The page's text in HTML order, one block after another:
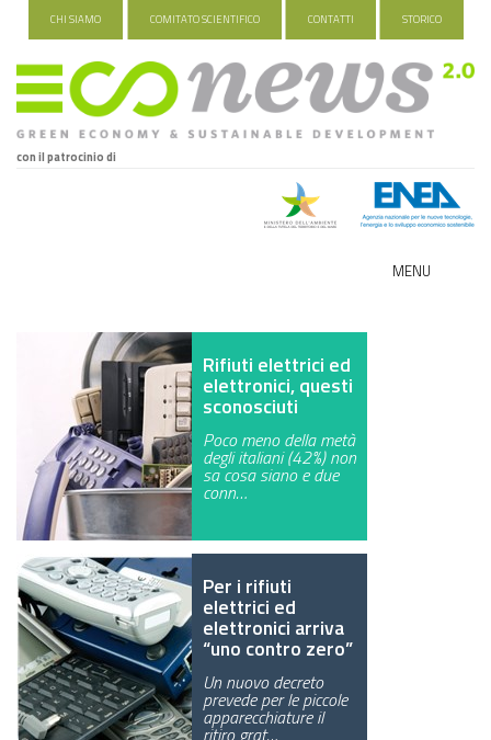
CHI SIAMO COMITATO SCIENTIFICO CONTATTI STORICO
con il patrocinio di
MENU
INDUSTRIA VERDE
FOOD&TRAVEL
HEALTH&WELLNESS
GREEN TECH
GLOCAL
ECO-EVENTI
ECOINCENTRIAMOCI
Rifiuti elettrici ed
elettronici, questi
sconosciuti
Poco meno della metà
degli italiani (42%) non
sa cosa siano e due
conn…
Per i rifiuti
elettrici ed
elettronici arriva
“uno contro zero”
Un nuovo decreto
prevede per le piccole
apparecchiature il
ritiro grat…